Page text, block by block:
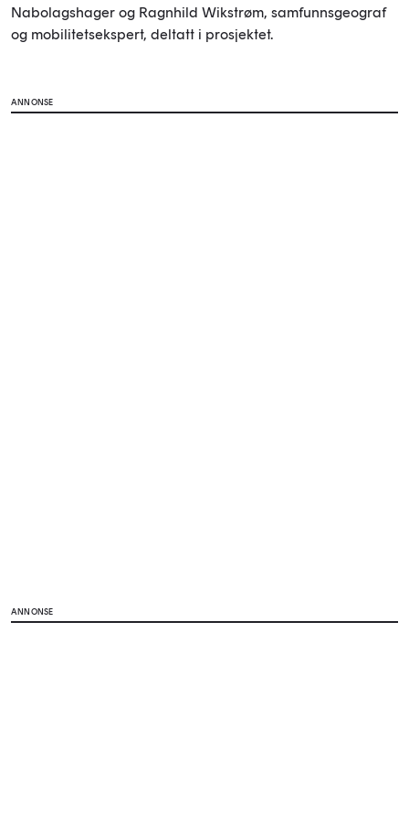
Nabolagshager og Ragnhild Wikstrøm, samfunnsgeograf
og mobilitetsekspert, deltatt i prosjektet.
ANNONSE
ANNONSE